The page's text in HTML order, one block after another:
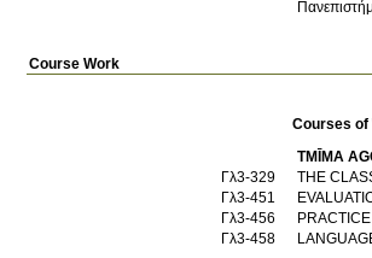
Course Work
Courses of
TMĪMA
Γλ3-329
THE
Γλ3-451
Γλ3-456
Γλ3-458